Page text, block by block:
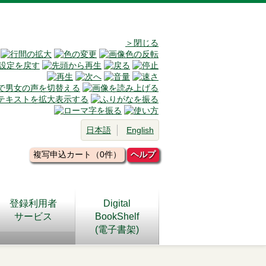
＞閉じる
日本語 English
複写申込カート（0件） ヘルプ
登録利用者
サービス
Digital
BookShelf
(電子書架)